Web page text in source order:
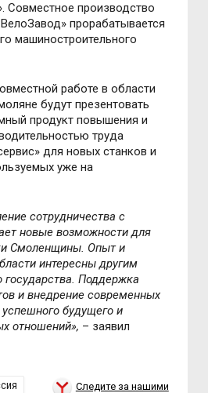
Совместное производство
прорабатывается
машиностроительного
работе в области
будут презентовать
продукт повышения и
труда
для новых станков и
уже на
сотрудничества с
новые возможности для
Смоленщины. Опыт и
интересны другим
государства. Поддержка
и внедрение современных
успешного будущего и
отношений», – заявил
Следите за нашими